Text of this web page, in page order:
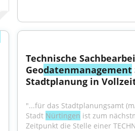
Technische
Geodatenmanagement
Stadtplanung in
"...für das Stadtplanungsamt
Stadt Nürtingen ist zum
Zeitpunkt die Stelle einer